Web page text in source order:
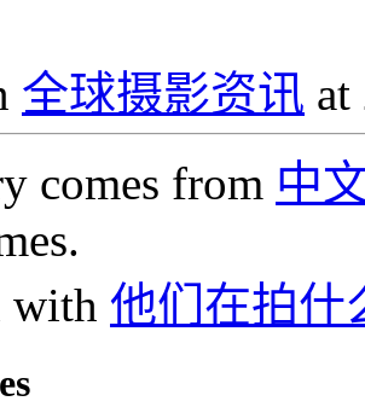
全球摄影资讯 at
comes from 中
with 他们在拍什